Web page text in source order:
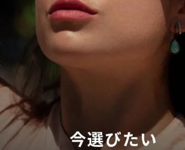
・2〜3問の簡単な問診にお答えく
V3 ボディ プロテクショ
ンスクリーン
通常価格
¥5,500
ィングオイル
サマーバー UVスプレー
通常価格
¥1,540